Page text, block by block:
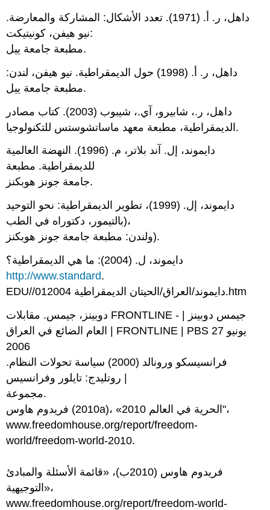
داهل، ر. أ. (1971). تعدد الأشكال: المشاركة والمعارضة.
نيو هيفن، كونيتيكت:
مطبعة جامعة ييل.
داهل، ر. أ. (1998) حول الديمقراطية. نيو هيفن، لندن:
مطبعة جامعة ييل.
داهل، ر.، شابيرو، آي.، شيبوب (2003). كتاب مصادر
الديمقراطية، مطبعة معهد ماساتشوستس للتكنولوجيا.
دايموند، إل. آند بلاتر، م. (1996). النهضة العالمية
للديمقراطية. مطبعة
جامعة جونز هوبكنز.
دايموند، إل. (1999)، تطوير الديمقراطية: نحو التوحيد
(بالتيمور، دكتوراه في الطب،
ولندن: مطبعة جامعة جونز هوبكنز).
دايموند، ل. (2004): ما هي الديمقراطية؟
http://www.standard.
EDU//دايموند/العراق/الحيتان الديمقراطية 012004.htm
دوبينز، جيمس. مقابلات FRONTLINE - جيمس دوبينز |
العام الضائع في العراق | FRONTLINE | PBS 27 يونيو
2006
فرانسيسكو ورونالد (2000) سياسة تحولات النظام.
روتليدج: تايلور وفرانسيس |
مجموعة.
فريدوم هاوس (2010a)، «الحرية في العالم 2010"،
www.freedomhouse.org/report/freedom-
world/freedom-world-2010.
فريدوم هاوس (2010ب)، «قائمة الأسئلة والمبادئ
التوجيهية»،
www.freedomhouse.org/report/freedom-world-